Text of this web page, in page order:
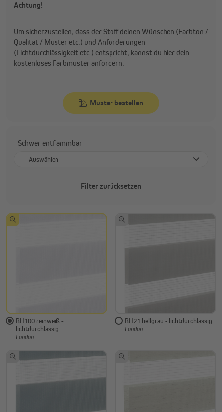
Achtung!
Um sicherzustellen, dass der Stoff deinen Wünschen (Farbton /
Qualität / Muster etc.) und Anforderungen
(Lichtdurchlässigkeit etc.) entspricht, kannst du hier dein
kostenloses Farbmuster anfordern.
Muster bestellen
Schwer entflammbar
-- Auswählen --
Filter zurücksetzen
BH100 reinweiß -
lichtdurchlässig
London
BH21 hellgrau - lichtdurchlässig
London